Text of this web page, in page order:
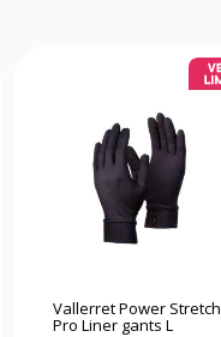
Vallerret Power Stretch
Pro Liner gants L